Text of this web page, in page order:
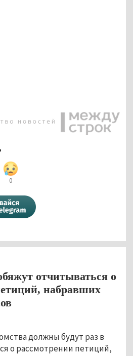
0
отчитываться о
набравших
должны будут раз в
о рассмотрении петиций,